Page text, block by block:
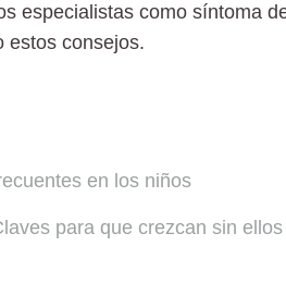
especialistas como síntoma
estos consejos.
en los niños
para que crezcan sin ellos